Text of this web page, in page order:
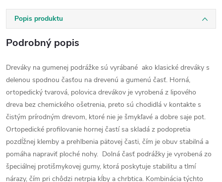
Popis produktu
Podrobný popis
Dreváky na gumenej podrážke sú vyrábané ako klasické dreváky s
delenou spodnou časťou na drevenú a gumenú časť. Horná,
ortopedický tvarová, polovica drevákov je vyrobená z lipového
dreva bez chemického ošetrenia, preto sú chodidlá v kontakte s
čistým prírodným drevom, ktoré nie je šmykľavé a dobre saje pot.
Ortopedické profilovanie hornej častí sa skladá z podopretia
pozdĺžnej klemby a prehlbenia pätovej časti, čím je obuv stabilná a
pomáha napraviť ploché nohy. Dolná časť podrážky je vyrobená zo
špeciálnej protišmykovej gumy, ktorá poskytuje stabilitu a tlmí
nárazy, čím pri chôdzi netrpia kĺby a chrbtica. Kombinácia týchto